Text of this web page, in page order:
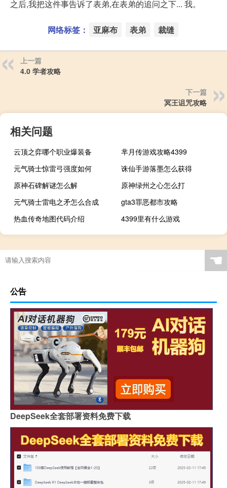
之后,我把这件事告诉了表弟,在表弟的追问之下... 我。
网络标签： 亚麻布 表弟 裁缝
上一篇
4.0 学者攻略
下一篇
冥王诅咒攻略
相关问题
云顶之弈哪个职业爆装备
芈月传游戏攻略4399
元气骑士惊雷弓强度如何
诛仙手游落墨怎么获得
原神石碑解谜怎么解
原神绿州之心怎么打
元气骑士雷电之矛怎么合成
gta3罪恶都市攻略
热血传奇地图代码介绍
4399里有什么游戏
☚
公告
DeepSeek全套部署资料免费下载